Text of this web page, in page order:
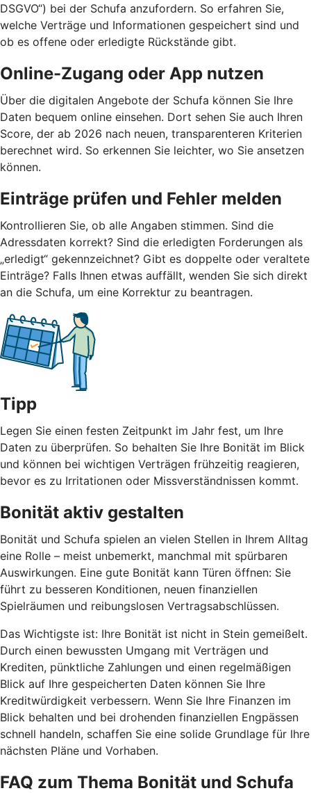
DSGVO“) bei der Schufa anzufordern. So erfahren Sie,
welche Verträge und Informationen gespeichert sind und
ob es offene oder erledigte Rückstände gibt.
Online-Zugang oder App nutzen
Über die digitalen Angebote der Schufa können Sie Ihre
Daten bequem online einsehen. Dort sehen Sie auch Ihren
Score, der ab 2026 nach neuen, transparenteren Kriterien
berechnet wird. So erkennen Sie leichter, wo Sie ansetzen
können.
Einträge prüfen und Fehler melden
Kontrollieren Sie, ob alle Angaben stimmen. Sind die
Adressdaten korrekt? Sind die erledigten Forderungen als
„erledigt“ gekennzeichnet? Gibt es doppelte oder veraltete
Einträge? Falls Ihnen etwas auffällt, wenden Sie sich direkt
an die Schufa, um eine Korrektur zu beantragen.
Tipp
Legen Sie einen festen Zeitpunkt im Jahr fest, um Ihre
Daten zu überprüfen. So behalten Sie Ihre Bonität im Blick
und können bei wichtigen Verträgen frühzeitig reagieren,
bevor es zu Irritationen oder Missverständnissen kommt.
Bonität aktiv gestalten
Bonität und Schufa spielen an vielen Stellen in Ihrem Alltag
eine Rolle – meist unbemerkt, manchmal mit spürbaren
Auswirkungen. Eine gute Bonität kann Türen öffnen: Sie
führt zu besseren Konditionen, neuen finanziellen
Spielräumen und reibungslosen Vertragsabschlüssen.
Das Wichtigste ist: Ihre Bonität ist nicht in Stein gemeißelt.
Durch einen bewussten Umgang mit Verträgen und
Krediten, pünktliche Zahlungen und einen regelmäßigen
Blick auf Ihre gespeicherten Daten können Sie Ihre
Kreditwürdigkeit verbessern. Wenn Sie Ihre Finanzen im
Blick behalten und bei drohenden finanziellen Engpässen
schnell handeln, schaffen Sie eine solide Grundlage für Ihre
nächsten Pläne und Vorhaben.
FAQ zum Thema Bonität und Schufa